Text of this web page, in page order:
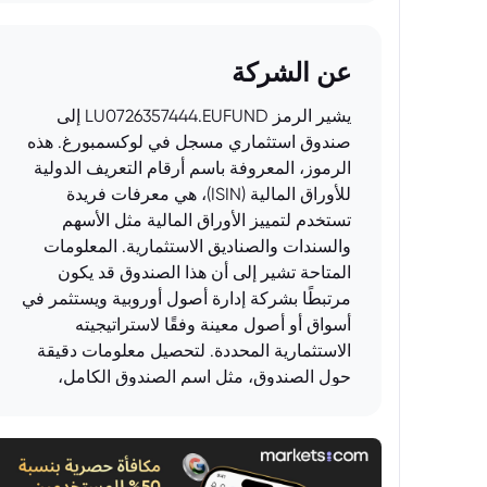
عن الشركة
يشير الرمز LU0726357444.EUFUND إلى
صندوق استثماري مسجل في لوكسمبورغ. هذه
الرموز، المعروفة باسم أرقام التعريف الدولية
للأوراق المالية (ISIN)، هي معرفات فريدة
تستخدم لتمييز الأوراق المالية مثل الأسهم
والسندات والصناديق الاستثمارية. المعلومات
المتاحة تشير إلى أن هذا الصندوق قد يكون
مرتبطًا بشركة إدارة أصول أوروبية ويستثمر في
أسواق أو أصول معينة وفقًا لاستراتيجيته
الاستثمارية المحددة. لتحصيل معلومات دقيقة
حول الصندوق، مثل اسم الصندوق الكامل،
المالية الموثوقة.